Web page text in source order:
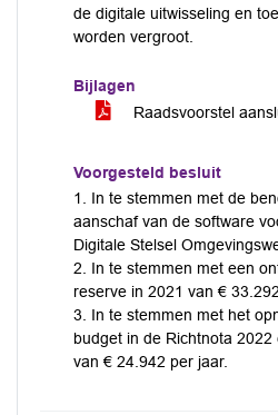
de digitale uitwisseling en
worden vergroot.
Bijlagen
Raadsvoorstel
Voorgesteld besluit
1. In te stemmen met de
aanschaf van de software
Digitale Stelsel
2. In te stemmen met een
reserve in 2021 van € 33.292.
3. In te stemmen met het
budget in de Richtnota 2022
van € 24.942 per jaar.